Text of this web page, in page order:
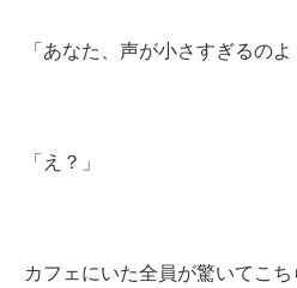
「あなた、声が小さすぎるのよ
「え？」
カフェにいた全員が驚いてこ